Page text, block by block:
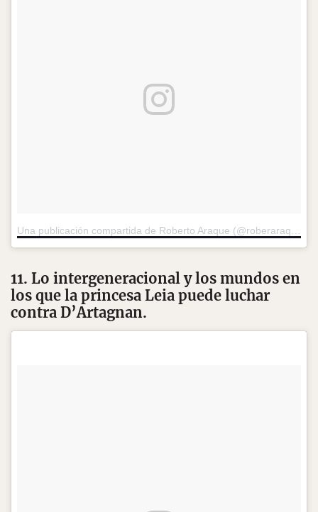
11. Lo intergeneracional y los mundos en
los que la princesa Leia puede luchar
contra D’Artagnan.